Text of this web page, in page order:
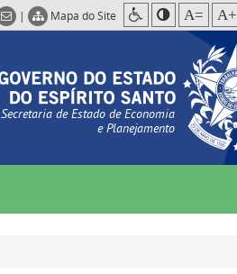
| Mapa do Site A= A+
Secretaria de Estado de Economia
e Planejamento